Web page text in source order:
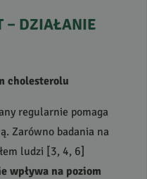
– DZIAŁANIE
cholesterolu
regularnie pomaga
Zarówno badania na
ludzi [3, 4, 6]
wpływa na poziom